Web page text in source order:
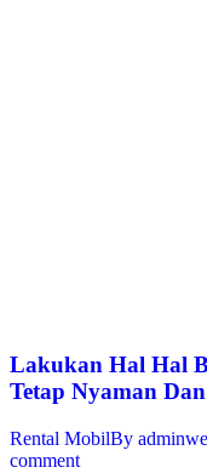
Lakukan Hal Hal
Tetap Nyaman
Rental MobilBy
comment